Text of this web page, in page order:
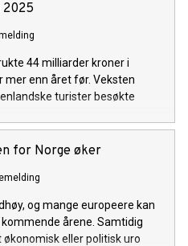
44 milliarder kroner i
mer enn året før. Veksten
turister besøkte
for Norge øker
og mange europeere kan
årene. Samtidig
eller politisk uro